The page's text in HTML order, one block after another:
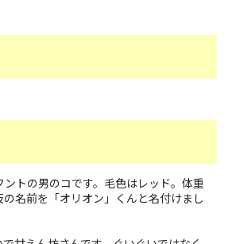
ントの男のコです。毛色はレッド。体重
名前を「オリオン」くんと名付けまし